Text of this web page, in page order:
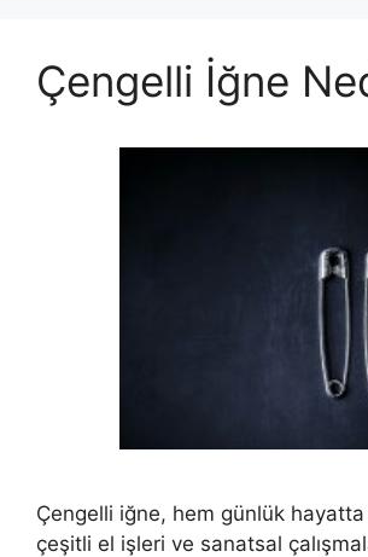
Çengelli İğne
Çengelli iğne, hem günlük
çeşitli el işleri ve sanatsal